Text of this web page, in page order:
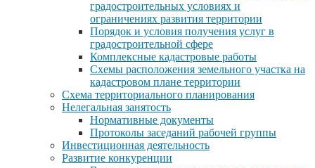
градостроительных условиях и
ограничениях развития территории
Порядок и условия получения услуг в
градостроительной сфере
Комплексные кадастровые работы
Схемы расположения земельного участка на
кадастровом плане территории
Схема территориального планирования
Нелегальная занятость
Нормативные документы
Протоколы заседаний рабочей группы
Инвестиционная деятельность
Развитие конкуренции